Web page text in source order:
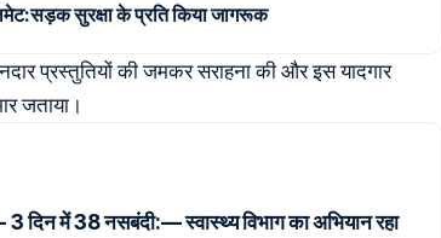
सुरक्षा के प्रति किया जागरूक
प्रस्तुतियों की जमकर सराहना की और इस यादगार
जताया।
3 दिन में 38 नसबंदी:— स्वास्थ्य विभाग का अभियान रहा